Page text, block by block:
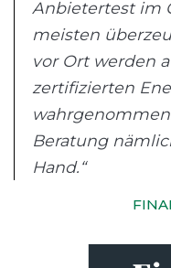
Anbietertest im
meisten
vor Ort werden
zertifizierten
Beratung
Hand.“